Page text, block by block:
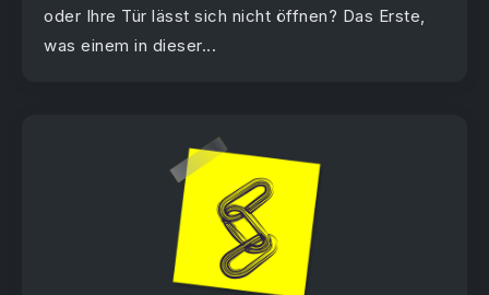
oder Ihre Tür lässt sich nicht öffnen? Das Erste,
was einem in dieser...